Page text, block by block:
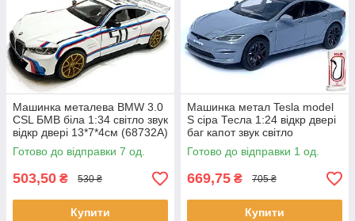
Машинка металева BMW 3.0
CSL БМВ біла 1:34 світло звук
відкр двері 13*7*4см (68732А)
Готово до відправки 7 од.
503,50 ₴ 530 ₴
Купити
Машинка метал Tesla model
S сіра Тесла 1:24 відкр двері
баг капот звук світло
17,5*7,5*5,5см (EL 64077)
Готово до відправки 1 од.
669,75 ₴ 705 ₴
Купити